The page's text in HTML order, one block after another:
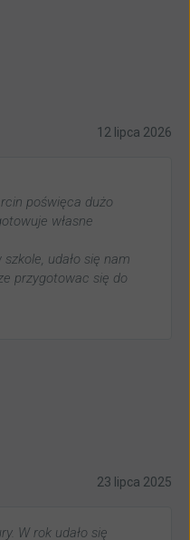
12 lipca 2026
poświęca dużo
własne
udało się nam
przygotowac się do
23 lipca 2025
W rok udało się